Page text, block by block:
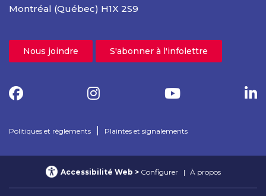
Montréal (Québec) H1X 2S9
Nous joindre S'abonner à l'infolettre
Politiques et règlements Plaintes et signalements
Accessibilité Web Configurer À propos